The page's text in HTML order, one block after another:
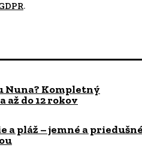
.
Nuna? Kompletný
až do 12 rokov
a pláž – jemné a